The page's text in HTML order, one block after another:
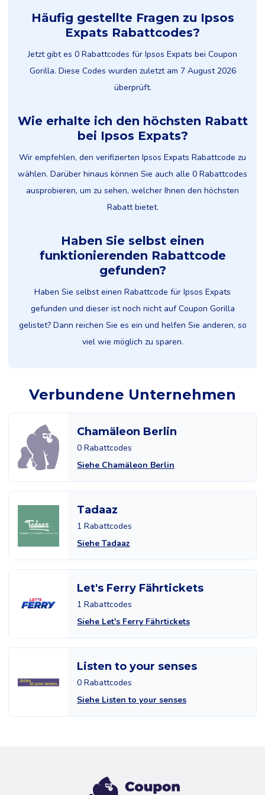
Häufig gestellte Fragen zu Ipsos
Expats Rabattcodes?
Jetzt gibt es 0 Rabattcodes für Ipsos Expats bei Coupon
Gorilla. Diese Codes wurden zuletzt am 7 August 2026
überprüft.
Wie erhalte ich den höchsten Rabatt
bei Ipsos Expats?
Wir empfehlen, den verifizierten Ipsos Expats Rabattcode zu
wählen. Darüber hinaus können Sie auch alle 0 Rabattcodes
ausprobieren, um zu sehen, welcher Ihnen den höchsten
Rabatt bietet.
Haben Sie selbst einen
funktionierenden Rabattcode
gefunden?
Haben Sie selbst einen Rabattcode für Ipsos Expats
gefunden und dieser ist noch nicht auf Coupon Gorilla
gelistet? Dann reichen Sie es ein und helfen Sie anderen, so
viel wie möglich zu sparen.
Verbundene Unternehmen
Chamäleon Berlin
0 Rabattcodes
Siehe Chamäleon Berlin
Tadaaz
1 Rabattcodes
Siehe Tadaaz
Let's Ferry Fährtickets
1 Rabattcodes
Siehe Let's Ferry Fährtickets
Listen to your senses
0 Rabattcodes
Siehe Listen to your senses